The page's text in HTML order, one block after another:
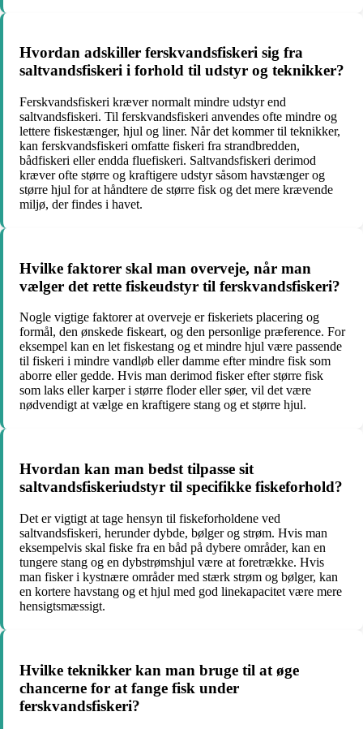
Hvordan adskiller ferskvandsfiskeri sig fra
saltvandsfiskeri i forhold til udstyr og teknikker?
Ferskvandsfiskeri kræver normalt mindre udstyr end
saltvandsfiskeri. Til ferskvandsfiskeri anvendes ofte mindre og
lettere fiskestænger, hjul og liner. Når det kommer til teknikker,
kan ferskvandsfiskeri omfatte fiskeri fra strandbredden,
bådfiskeri eller endda fluefiskeri. Saltvandsfiskeri derimod
kræver ofte større og kraftigere udstyr såsom havstænger og
større hjul for at håndtere de større fisk og det mere krævende
miljø, der findes i havet.
Hvilke faktorer skal man overveje, når man
vælger det rette fiskeudstyr til ferskvandsfiskeri?
Nogle vigtige faktorer at overveje er fiskeriets placering og
formål, den ønskede fiskeart, og den personlige præference. For
eksempel kan en let fiskestang og et mindre hjul være passende
til fiskeri i mindre vandløb eller damme efter mindre fisk som
aborre eller gedde. Hvis man derimod fisker efter større fisk
som laks eller karper i større floder eller søer, vil det være
nødvendigt at vælge en kraftigere stang og et større hjul.
Hvordan kan man bedst tilpasse sit
saltvandsfiskeriudstyr til specifikke fiskeforhold?
Det er vigtigt at tage hensyn til fiskeforholdene ved
saltvandsfiskeri, herunder dybde, bølger og strøm. Hvis man
eksempelvis skal fiske fra en båd på dybere områder, kan en
tungere stang og en dybstrømshjul være at foretrække. Hvis
man fisker i kystnære områder med stærk strøm og bølger, kan
en kortere havstang og et hjul med god linekapacitet være mere
hensigtsmæssigt.
Hvilke teknikker kan man bruge til at øge
chancerne for at fange fisk under
ferskvandsfiskeri?